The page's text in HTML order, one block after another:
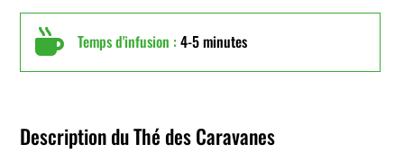
 Temps d'infusion : 4-5 minutes
Description du Thé des Caravanes